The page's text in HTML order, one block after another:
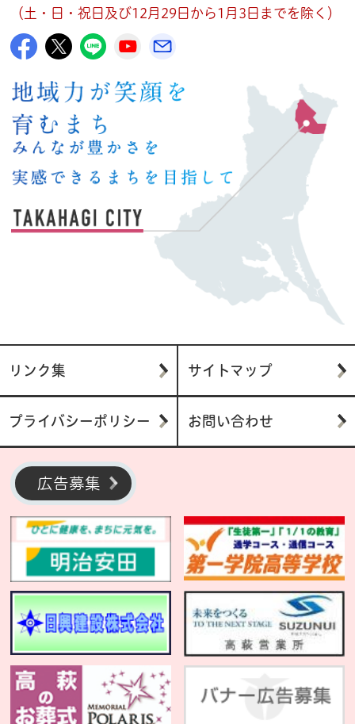
（土・日・祝日及び12月29日から1月3日までを除く）
高萩市公式Facebook
高萩市公式X
高萩市公式LINE
高萩市YouTube公式チャンネル
リンク集 サイトマップ
プライバシーポリシー お問い合わせ
広告募集